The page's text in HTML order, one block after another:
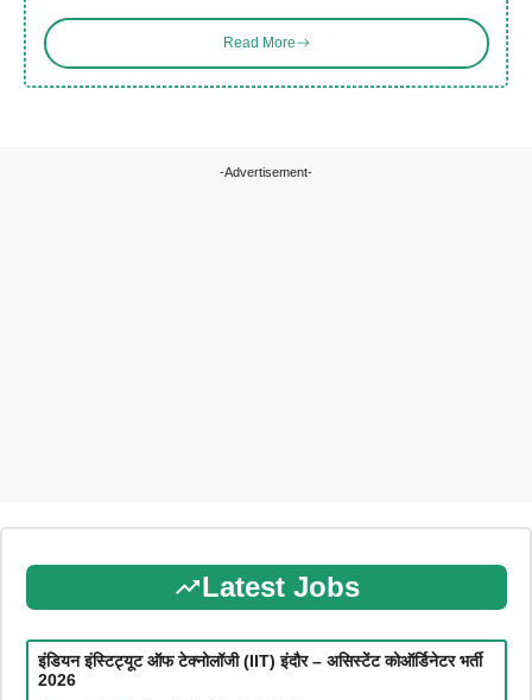
Read More
-Advertisement-
Latest Jobs
इंडियन इंस्टिट्यूट ऑफ टेक्नोलॉजी (IIT) इंदौर – असिस्टेंट कोऑर्डिनेटर भर्ती
2026